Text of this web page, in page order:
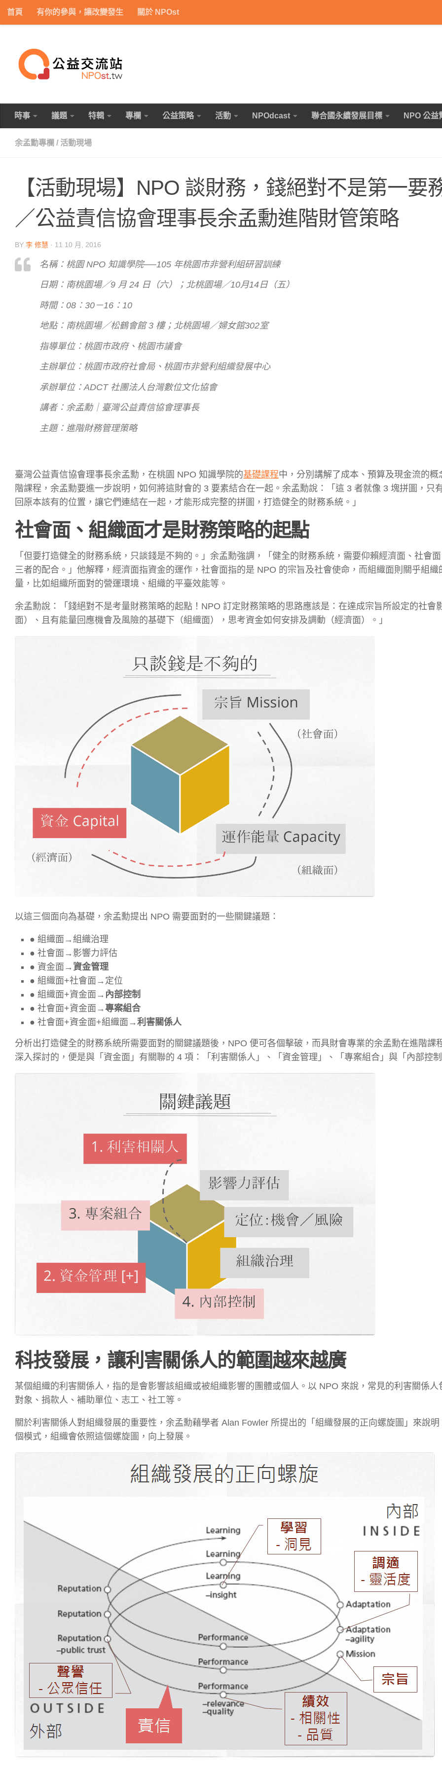
Skip to content
首頁 有你的參與，讓改變發生 關於 NPOst
時事 議題 特輯 專欄 公益策略 活動 NPOdcast 聯合國永續發展目標 NPO 公益
余孟勳專欄 / 活動現場
【活動現場】NPO 談財務，錢絕對不是第一要
／公益責信協會理事長余孟勳進階財管策略
BY 李 修慧 · 11 10 月, 2016
名稱：桃園 NPO 知識學院──105 年桃園市非營利組研習訓練
日期：南桃園場／9 月 24 日（六）；北桃園場／10月14日（五）
時間：08：30－16：10
地點：南桃園場／松鶴會館 3 樓；北桃園場／婦女館302室
指導單位：桃園市政府、桃園市議會
主辦單位：桃園市政府社會局、桃園市非營利組織發展中心
承辦單位：ADCT 社團法人台灣數位文化協會
講者：余孟勳｜臺灣公益責信協會理事長
主題：進階財務管理策略
臺灣公益責信協會理事長余孟勳，在桃園 NPO 知識學院的基礎課程中 ，分別講解了成本、預算及現金流的概
階課程，余孟勳要進一步說明，如何將這財會的 3 要素結合在一起。余孟勳說：「這 3 者就像 3 塊拼圖，只
回原本該有的位置，讓它們連結在一起，才能形成完整的拼圖，打造健全的財務系統。」
社會面、組織面才是財務策略的起點
「但要打造健全的財務系統，只談錢是不夠的。」余孟勳強調，「健全的財務系統，需要仰賴經濟面、社會
三者的配合。」他解釋，經濟面指資金的運作，社會面指的是 NPO 的宗旨及社會使命，而組織面則關乎組織
量，比如組織所面對的營運環境、組織的平臺效能等。
余孟勳說：「錢絕對不是考量財務策略的起點！NPO 訂定財務策略的思路應該是：在達成宗旨所設定的社會
面）、且有能量回應機會及風險的基礎下（組織面），思考資金如何安排及調動（經濟面）。」
以這三個面向為基礎，余孟勳提出 NPO 需要面對的一些關鍵議題：
● 組織面→組織治理
● 社會面→影響力評估
● 資金面 → 資金管理
● 組織面+社會面→定位
● 組織面+資金面 → 內部控制
● 社會面+資金面 →專案組合
● 社會面+資金面+組織面→利害關係人
分析出打造健全的財務系統所需要面對的關鍵議題後，NPO 便可各個擊破，而具財會專業的余孟勳在進階課
深入探討的，便是與「資金面」有關聯的 4 項：「利害關係人」、「資金管理」、「專案組合」與「內部控
科技發展，讓利害關係人的範圍越來越廣
某個組織的利害關係人，指的是會影響該組織或被組織影響的團體或個人。以 NPO 來說，常見的利害關係人
對象、捐款人、補助單位、志工、社工等。
關於利害關係人對組織發展的重要性，余孟勳藉學者 Alan Fowler 所提出的「組織發展的正向螺旋圖」來說
個模式，組織會依照這個螺旋圖，向上發展。